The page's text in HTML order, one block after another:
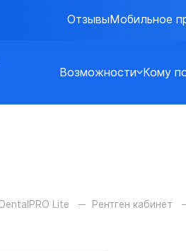
ОтзывыМобильное
Возможности Кому
DentalPRO Lite Рентген кабинет